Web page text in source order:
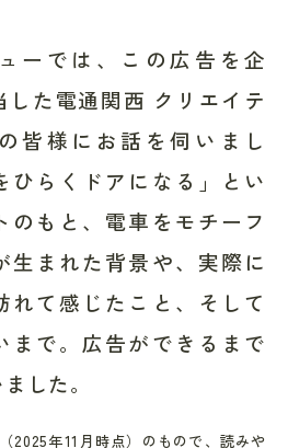
ーでは、この広告を企
した電通関西 クリエイテ
皆様にお話を伺いまし
ひらくドアになる」とい
のもと、電車をモチーフ
生まれた背景や、実際に
れて感じたこと、そして
まで。広告ができるまで
した。
2025年11月時点）のもので、読みや